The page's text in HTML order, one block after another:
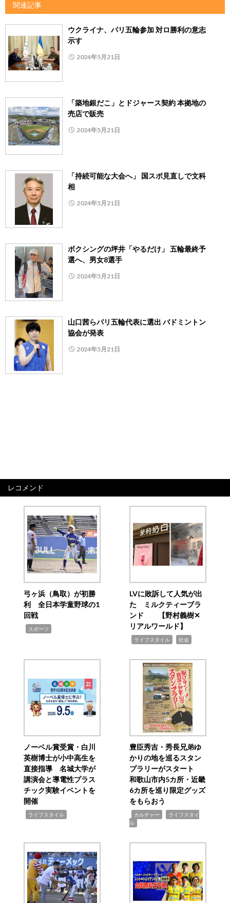
関連記事
ウクライナ、パリ五輪参加 対ロ勝利の意志
示す
2024年5月21日
「築地銀だこ」とドジャース契約 本拠地の
売店で販売
2024年5月21日
「持続可能な大会へ」 国スポ見直しで文科
相
2024年5月21日
ボクシングの坪井「やるだけ」 五輪最終予
選へ、男女8選手
2024年5月21日
山口茜らパリ五輪代表に選出 バドミントン
協会が発表
2024年5月21日
レコメンド
弓ヶ浜（鳥取）が初勝
利 全日本学童野球の1
回戦
スポーツ
LVに敗訴して人気が出
た ミルクティーブラ
ンド 【野村義樹✕
リアルワールド】
ライフスタイル 社会
ノーベル賞受賞・白川
英樹博士が小中高生を
直接指導 名城大学が
講演会と導電性プラス
チック実験イベントを
開催
ライフスタイル
豊臣秀吉・秀長兄弟ゆ
かりの地を巡るスタン
プラリーがスタート
和歌山市内5カ所・近畿
6カ所を巡り限定グッズ
をもらおう
カルチャー
ライフスタイ
ル